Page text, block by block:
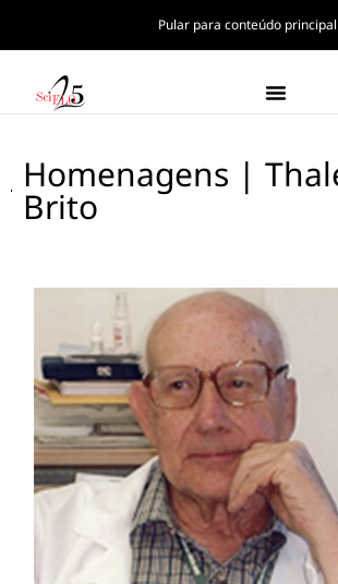
Pular para conteúdo principal
Homenagens |
Brito